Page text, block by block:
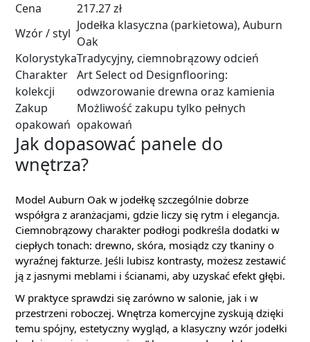
Cena
217.27 zł
Wzór / styl
Jodełka klasyczna (parkietowa), Auburn
Oak
KolorystykaTradycyjny, ciemnobrązowy odcień
Charakter
kolekcji
Art Select od Designflooring:
odwzorowanie drewna oraz kamienia
Zakup
opakowań
Możliwość zakupu tylko pełnych
opakowań
Jak dopasować panele do
wnętrza?
Model Auburn Oak w jodełkę szczególnie dobrze
współgra z aranżacjami, gdzie liczy się rytm i elegancja.
Ciemnobrązowy charakter podłogi podkreśla dodatki w
ciepłych tonach: drewno, skóra, mosiądz czy tkaniny o
wyraźnej fakturze. Jeśli lubisz kontrasty, możesz zestawić
ją z jasnymi meblami i ścianami, aby uzyskać efekt głębi.
W praktyce sprawdzi się zarówno w salonie, jak i w
przestrzeni roboczej. Wnętrza komercyjne zyskują dzięki
temu spójny, estetyczny wygląd, a klasyczny wzór jodełki